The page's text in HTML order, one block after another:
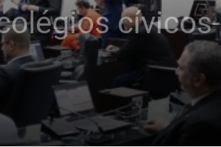
cívicos-